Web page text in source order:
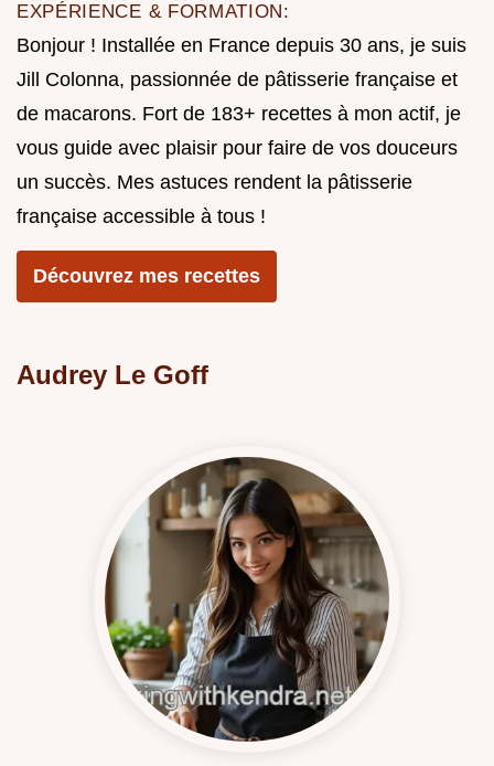
EXPÉRIENCE & FORMATION:
Bonjour ! Installée en France depuis 30 ans, je suis
Jill Colonna, passionnée de pâtisserie française et
de macarons. Fort de 183+ recettes à mon actif, je
vous guide avec plaisir pour faire de vos douceurs
un succès. Mes astuces rendent la pâtisserie
française accessible à tous !
Découvrez mes recettes
Audrey Le Goff